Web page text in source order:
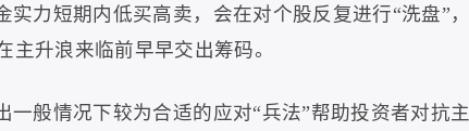
实力短期内低买高卖，会在对个股反复进行“洗盘” ，
升浪来临前早早交出筹码。
一般情况下较为合适的应对“兵法”帮助投资者对抗主